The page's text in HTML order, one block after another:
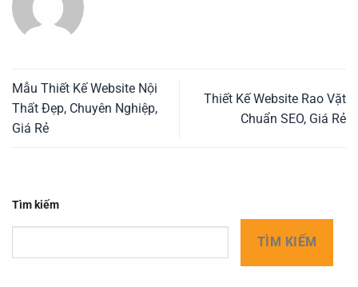
Mẫu Thiết Kế Website Nội
Thất Đẹp, Chuyên Nghiệp,
Giá Rẻ
Thiết Kế Website Rao Vặt
Chuẩn SEO, Giá Rẻ
Tìm kiếm
TÌM KIẾM